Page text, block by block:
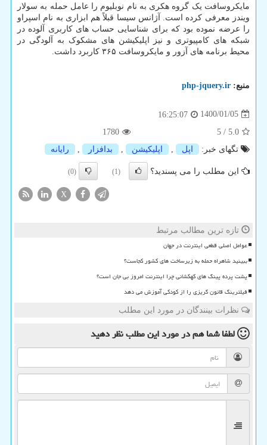
مایکروسافت یک گروه هکری به نام نوبلیوم را عامل حمله به سولار
ویندز معرفی کرده است. آژانس سیسا قبلاً هم ابزاری به نام اسپراو
را عرضه نموده بود که برای شناسایی حساب های کاربری آلوده در
شبکه های کامپیوتری و نیز اپلیکیشن های مشکوک به آلودگی در
محیط برنامه های آزور و مایکروسافت ۳۶۵ کاربرد داشت.
منبع: php-jquery.ir
1400/01/05
16:25:07
5.0
/
5
1780
تگهای خبر:
اپل , اپلیكیشن , بدافزار , رایانه
این مطلب را می پسندید؟ (1)
(0)
X
تازه ترین مطالب مرتبط
عوامل اصلی قطعی اینترنت در جهان
ببینید شاهراه حمله به زیرساخت های کشور کجاست؟
پشت پرده پینگ های کهکشانی چرا اینترنت امروز بی جان است؟
فیلترینگ قانون گریزی را از کودکی آموزش می دهد
نظرات بینندگان در مورد این مطلب
لطفا شما همدر مورد این مطلبنظر دهید